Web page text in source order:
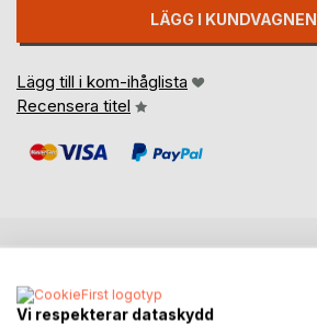
LÄGG I KUNDVAGNEN
Lägg till i kom-ihåglista
Recensera titel
Vi respekterar dataskydd